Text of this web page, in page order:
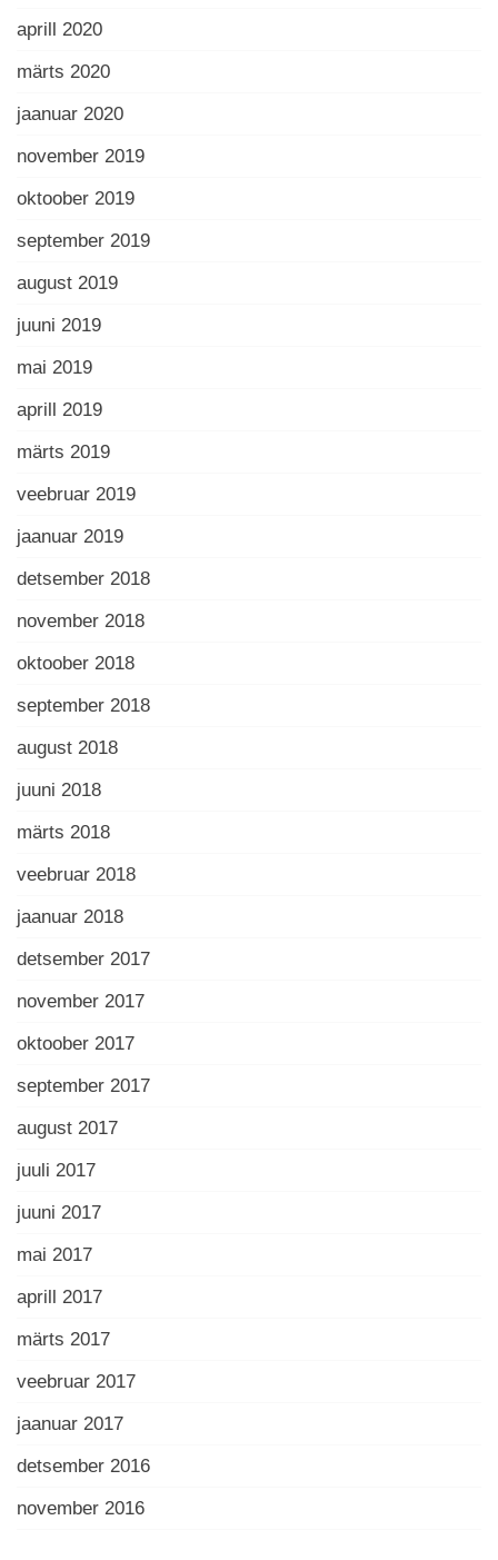
aprill 2020
märts 2020
jaanuar 2020
november 2019
oktoober 2019
september 2019
august 2019
juuni 2019
mai 2019
aprill 2019
märts 2019
veebruar 2019
jaanuar 2019
detsember 2018
november 2018
oktoober 2018
september 2018
august 2018
juuni 2018
märts 2018
veebruar 2018
jaanuar 2018
detsember 2017
november 2017
oktoober 2017
september 2017
august 2017
juuli 2017
juuni 2017
mai 2017
aprill 2017
märts 2017
veebruar 2017
jaanuar 2017
detsember 2016
november 2016